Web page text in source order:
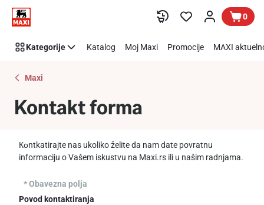
Preskoči link
Kontaktirajte
nas
0
Kategorije Katalog Moj Maxi Promocije MAXI
Maxi
Kontakt forma
Коntkatirajte nas ukoliko želite da nam date povratnu
informaciju o Vašem iskustvu na Maxi.rs ili u našim radnjama.
* Obavezna polja
Povod kontaktiranja